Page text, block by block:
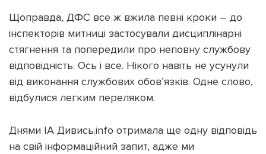
Щоправда, ДФС все ж вжила певні кроки – до
інспекторів митниці застосували дисциплінарні
стягнення та попередили про неповну службову
відповідність. Ось і все. Нікого навіть не усунули
від виконання службових обов’язків. Одне слово,
відбулися легким переляком.
Днями ІА Дивись.info отримала ще одну відповідь
на свій інформаційний запит, адже ми